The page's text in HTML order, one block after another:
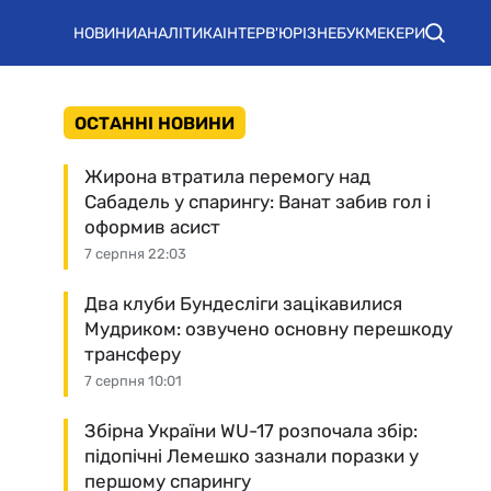
НОВИНИАНАЛІТИКАІНТЕРВ'ЮРІЗНЕБУКМЕКЕРИ
ОСТАННІ НОВИНИ
7 серпня 22:03
Жирона втратила перемогу над
Сабадель у спарингу: Ванат забив гол і
оформив асист
7 серпня 10:01
Два клуби Бундесліги зацікавилися
Мудриком: озвучено основну перешкоду
трансферу
Збірна України WU-17 розпочала збір:
підопічні Лемешко зазнали поразки у
першому спарингу